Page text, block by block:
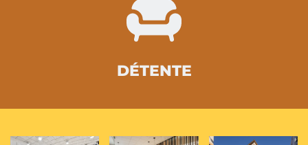
DÉTENTE